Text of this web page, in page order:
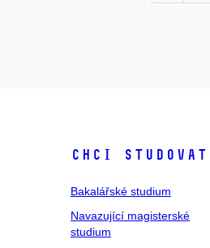
Chci studovat
Bakalářské studium
Navazující magisterské
studium